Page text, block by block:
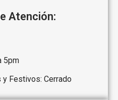
Atención:
5pm
y Festivos: Cerrado